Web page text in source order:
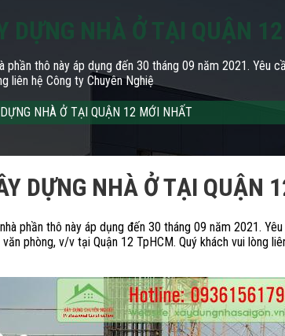
DỰNG NHÀ Ở TẠI QUẬN
phần thô này áp dụng đến 30 tháng 09 năm 2021.
liên hệ Công ty Chuyên Nghiệ
NHÀ Ở TẠI QUẬN 12 MỚI NHẤT
DỰNG NHÀ Ở TẠI QUẬN
phần thô này áp dụng đến 30 tháng 09 năm 2021.
phòng, v/v tại Quận 12 TpHCM. Quý khách vui lòng